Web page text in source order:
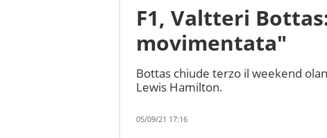
F1, Valtteri
movimentata"
Bottas chiude terzo il weekend
Lewis Hamilton.
05/09/21 17:16